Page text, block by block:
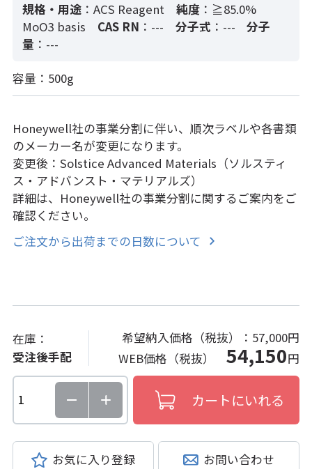
規格・用途 ：ACS Reagent 純度：≧85.0%
MoO3 basis
CAS RN ：--- 分子式 ：---
分子
量 ：---
容量：500g
Honeywell社の事業分割に伴い、順次ラベルや各書類
のメーカー名が変更になります。
変更後：Solstice Advanced Materials（ソルスティ
ス・アドバンスト・マテリアルズ）
詳細は、Honeywell社の事業分割に関するご案内をご
確認ください。
ご注文から出荷までの日数について
在庫：
受注後手配
希望納入価格（税抜）： 57,000円
WEB価格（税抜）54,150円
お気に入り登録 お問い合わせ